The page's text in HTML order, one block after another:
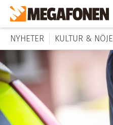
NYHETER KULTUR & NÖJE